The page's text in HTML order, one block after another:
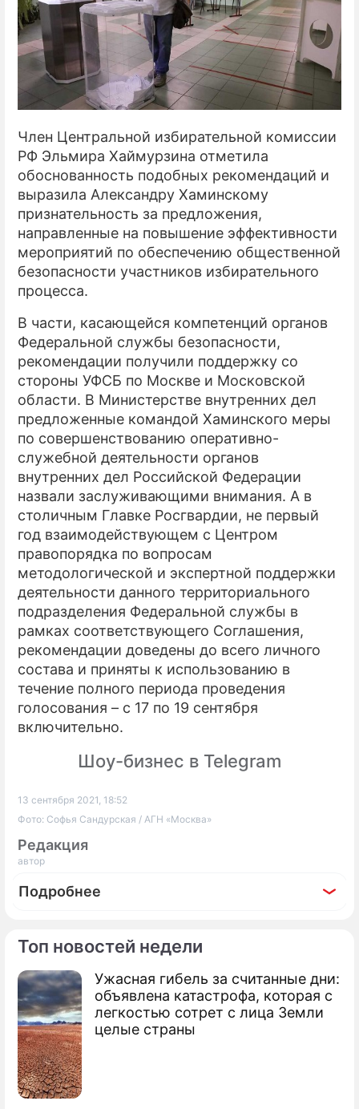
Топ новостей недели
Ужасная гибель за считанные дни:
объявлена катастрофа, которая с
легкостью сотрет с лица Земли
целые страны
Член Центральной избирательной комиссии
РФ Эльмира Хаймурзина отметила
обоснованность подобных рекомендаций и
выразила Александру Хаминскому
признательность за предложения,
направленные на повышение эффективности
мероприятий по обеспечению общественной
безопасности участников избирательного
процесса.
В части, касающейся компетенций органов
Федеральной службы безопасности,
рекомендации получили поддержку со
стороны УФСБ по Москве и Московской
области. В Министерстве внутренних дел
предложенные командой Хаминского меры
по совершенствованию оперативно-
служебной деятельности органов
внутренних дел Российской Федерации
назвали заслуживающими внимания. А в
столичным Главке Росгвардии, не первый
год взаимодействующем с Центром
правопорядка по вопросам
методологической и экспертной поддержки
деятельности данного территориального
подразделения Федеральной службы в
рамках соответствующего Соглашения,
рекомендации доведены до всего личного
состава и приняты к использованию в
течение полного периода проведения
голосования – с 17 по 19 сентября
включительно.
Шоу-бизнес в Telegram
13 сентября 2021, 18:52
Фото: Софья Сандурская / АГН «Москва»
Редакция
автор
Подробнее
По теме
Москва воспользуется собственной
системой защиты ДЭГ от двойного
голосования